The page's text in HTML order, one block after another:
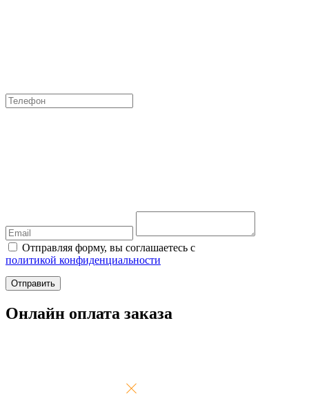
Отправляя форму, вы соглашаетесь с
политикой конфиденциальности
Отправить
Онлайн оплата заказа